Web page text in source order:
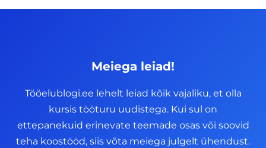
Meiega leiad!
Tööelublogi.ee lehelt leiad kõik vajaliku, et olla
kursis tööturu uudistega. Kui sul on
ettepanekuid erinevate teemade osas või soovid
teha koostööd, siis võta meiega julgelt ühendust.